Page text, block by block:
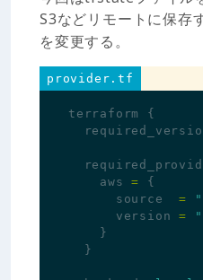
S3などリモートに保存
を変更する。
provider.tf
terraform
{
aws
=
{
source
=
version
=
}
}